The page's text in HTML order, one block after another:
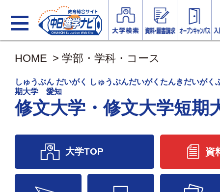
HOME > 学部・学科・コース
しゅうぶん だいがく しゅうぶんだいがくたんきだいが
期大学 愛知
修文大学・修文大学短期
資
大学TOP